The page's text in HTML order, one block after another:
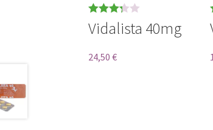
Bewerte
3.33von
Vidalista 40mg
24,50€